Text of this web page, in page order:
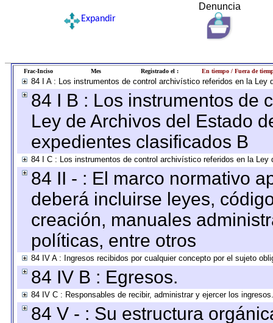
Denuncia
Expandir
Frac-Inciso Mes Registrado el : En tiempo / Fuera de
84 I A : Los instrumentos de control archivístico referidos en la
84 I B : Los instrumentos de
Ley de Archivos del Estado
expedientes clasificados B
84 I C : Los instrumentos de control archivístico referidos en la
84 II - : El marco normativo
deberá incluirse leyes,
creación, manuales
políticas, entre otros
84 IV A : Ingresos recibidos por cualquier concepto por el sujeto
84 IV B : Egresos.
84 IV C : Responsables de recibir, administrar y ejercer los ingresos.
84 V - : Su estructura